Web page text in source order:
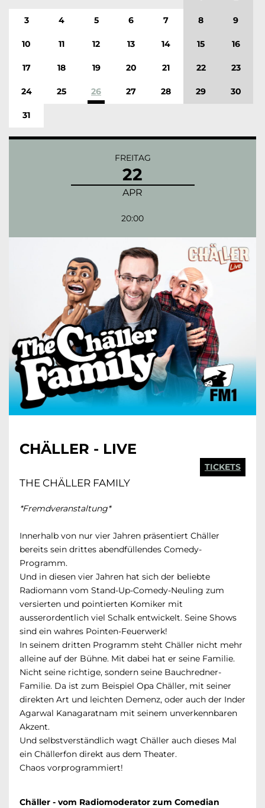
3 4 5 6 7 8 9
10 11 12 13 14 15 16
17 18 19 20 21 22 23
24 25 26 27 28 29 30
31
FREITAG
22
APR
20:00
CHÄLLER - LIVE
TICKETS
THE CHÄLLER FAMILY
*Fremdveranstaltung*
Innerhalb von nur vier Jahren präsentiert Chäller
bereits sein drittes abendfüllendes Comedy-
Programm.
Und in diesen vier Jahren hat sich der beliebte
Radiomann vom Stand-Up-Comedy-Neuling zum
versierten und pointierten Komiker mit
ausserordentlich viel Schalk entwickelt. Seine Shows
sind ein wahres Pointen-Feuerwerk!
In seinem dritten Programm steht Chäller nicht mehr
alleine auf der Bühne. Mit dabei hat er seine Familie.
Nicht seine richtige, sondern seine Bauchredner-
Familie. Da ist zum Beispiel Opa Chäller, mit seiner
direkten Art und leichten Demenz, oder auch der Inder
Agarwal Kanagaratnam mit seinem unverkennbaren
Akzent.
Und selbstverständlich wagt Chäller auch dieses Mal
ein Chällerfon direkt aus dem Theater.
Chaos vorprogrammiert!
Chäller - vom Radiomoderator zum Comedian